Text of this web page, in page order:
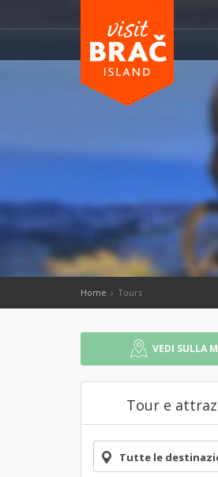
Home Tours
VEDI SULLA
Tour e
Tutte le